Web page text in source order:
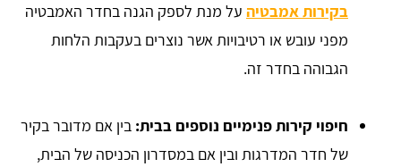
בקירות אמבטיה על מנת לספק הגנה בחדר האמבטיה
מפני עובש או רטיבויות אשר נוצרים בעקבות הלחות
הגבוהה בחדר זה.
חיפוי קירות פנימיים נוספים בבית: בין אם מדובר בקיר
של חדר המדרגות ובין אם במסדרון הכניסה של הבית,